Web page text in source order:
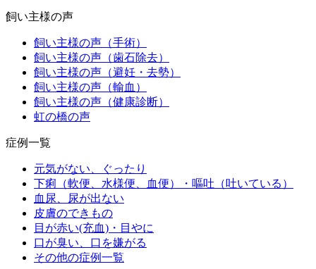
飼い主様の声
飼い主様の声（手術）
飼い主様の声（歯石除去）
飼い主様の声（避妊・去勢）
飼い主様の声（輸血）
飼い主様の声（健康診断）
虹の橋の声
症例一覧
元気がない、ぐったり
下痢（軟便、水様便、血便）・嘔吐（吐いている）
血尿、尿が出ない
皮膚のできもの
目が赤い(充血)・目やに
口が臭い、口を嫌がる
その他の症例一覧